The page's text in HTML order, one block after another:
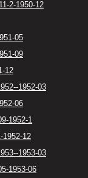
2-1950-12
05
09
12
1952-03
06
1952-1
1952-12
1953-03
1953-06